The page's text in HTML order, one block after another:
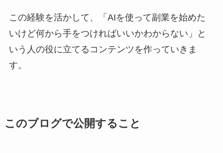
この経験を活かして、「AIを使って副業を始めた
いけど何から手をつければいいかわからない」と
いう人の役に立てるコンテンツを作っていきま
す。
このブログで公開すること